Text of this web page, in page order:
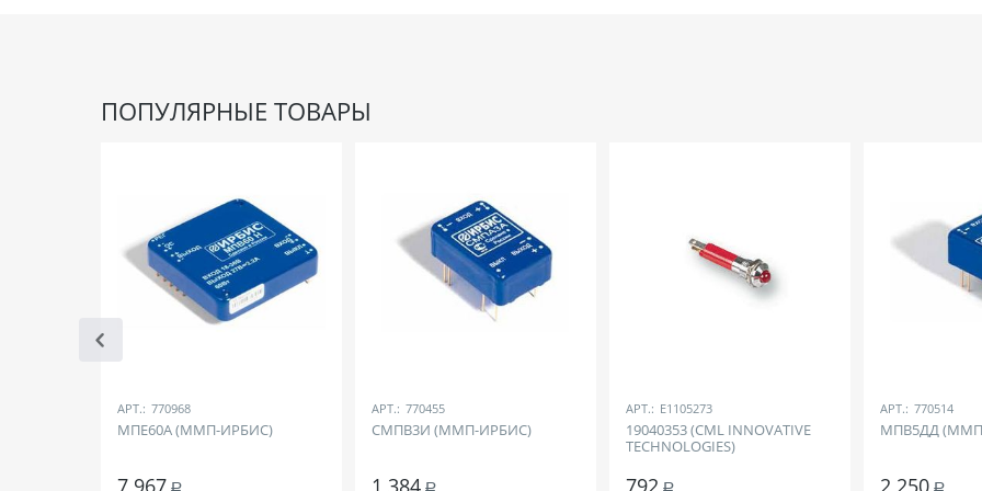
ПОПУЛЯРНЫЕ ТОВАРЫ
АРТ.: 770968
МПЕ60А (ММП-ИРБИС)
7 967 Р
АРТ.: 770455
СМПВ3И (ММП-ИРБИС)
1 384 Р
АРТ.: E1105273
19040353 (CML INNOVATIVE
TECHNOLOGIES)
792 Р
АРТ.: 770514
МПВ5ДД
2 250 Р